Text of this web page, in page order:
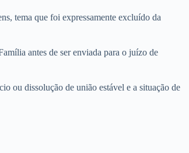
tema que foi expressamente excluído da
antes de ser enviada para o juízo de
ou dissolução de união estável e a situação de